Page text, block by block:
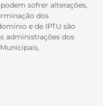
sofrer alterações,
dos
e de IPTU são
administrações dos